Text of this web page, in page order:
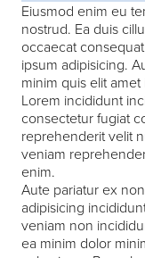
Eiusmod enim eu
nostrud. Ea duis
occaecat
ipsum adipisicing.
minim quis elit
Lorem incididunt
consectetur fugiat
reprehenderit velit
veniam
enim.
Aute pariatur ex
adipisicing
veniam non
ea minim dolor